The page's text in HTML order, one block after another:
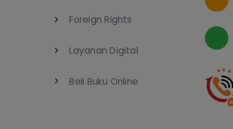
Foreign Rights
Layanan Digital
Beli Buku Online